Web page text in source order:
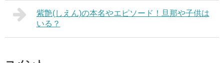
紫艶(しえん)の本名やエピソード！旦那や子供は
いる？